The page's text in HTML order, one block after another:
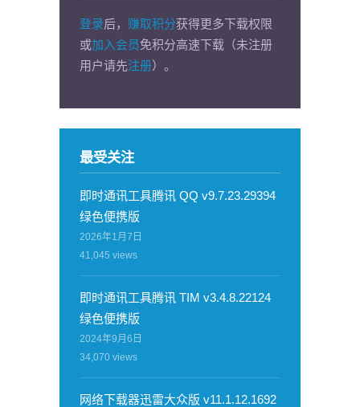
登录后， 赚取积分获得更多下载权限
或加入会员免积分高速下载（未注册
用户请先注册）。
最受关注
即时通讯工具腾讯 QQ v9.7.23.29394
绿色便携版
2026年1月7日
41,045 views
即时通讯工具腾讯 TIM v3.4.8.22124
绿色便携版
2024年9月6日
34,070 views
网络下载器迅雷大众版 v11.1.12.1692